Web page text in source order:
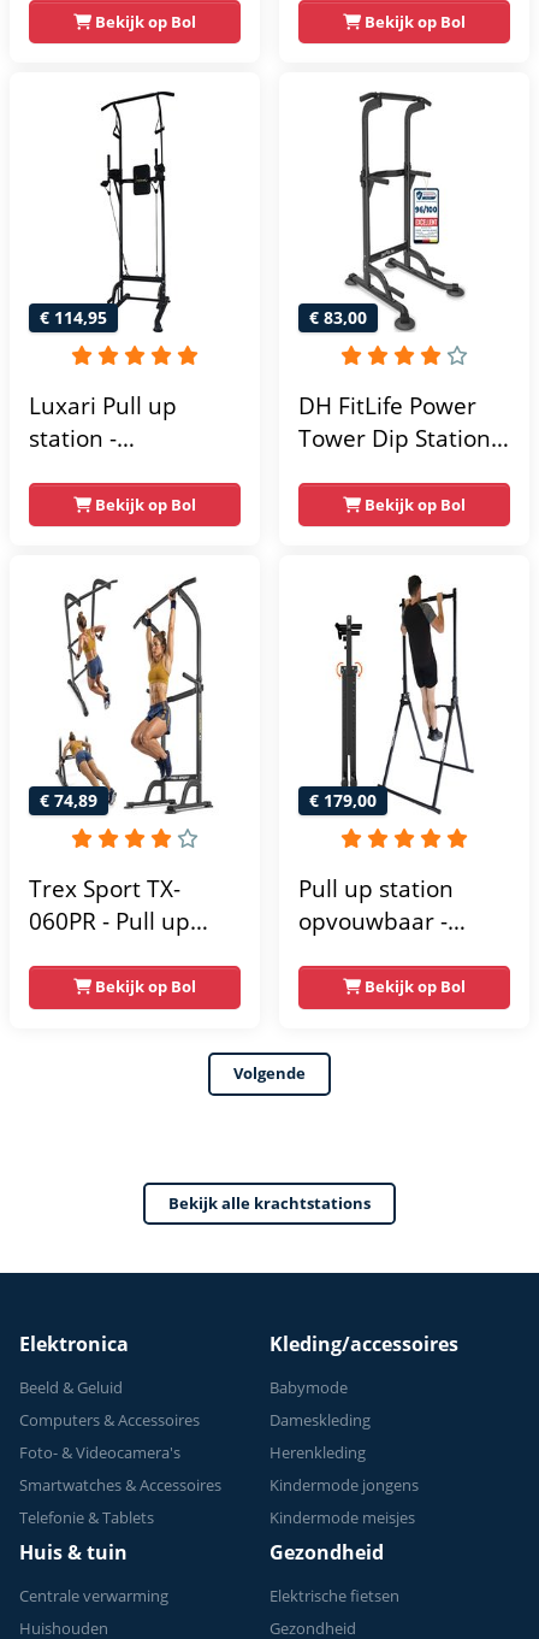
krachtstation -
home gym -
215x111x142
Bekijk op Bol Bekijk op Bol
€ 114,95
Luxari Pull up
station -
- Dip Station - Pull
Up Bar -
Krachtstation -
Power Rack -
Verstelbaar -
Krachttraining
Bekijk op Bol
€ 83,00
DH FitLife Power
Tower Dip Station |
vrijstaand | dip
barren rugtrainer |
krachtstation
krachttoren |
fitnessstation |
power rack voor
thuis gym |
krachttraining voor
thuis
Bekijk op Bol
€ 74,89
Trex Sport TX-
060PR - Pull up
Fitness - Pull up
rack -
Multifunctioneel -
Verstelbaar -
Krachttraining - Tot
Bekijk op Bol
€ 179,00
Pull up station
opvouwbaar -
up rack - Pull up
bar - FPT165
Bekijk op Bol
Volgende
Bekijk alle krachtstations
Elektronica
Beeld & Geluid
Computers & Accessoires
Foto- & Videocamera's
Smartwatches & Accessoires
Telefonie & Tablets
Kleding/accessoires
Babymode
Dameskleding
Herenkleding
Kindermode jongens
Kindermode meisjes
Huis & tuin
Centrale verwarming
Huishouden
Gezondheid
Elektrische fietsen
Gezondheid